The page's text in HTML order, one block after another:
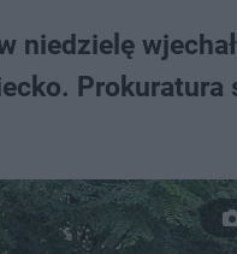
niedzielę
Prokuratura